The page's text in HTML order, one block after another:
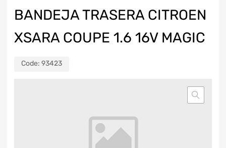
BANDEJA TRASERA CITROEN
XSARA COUPE 1.6 16V MAGIC
Code: 93423